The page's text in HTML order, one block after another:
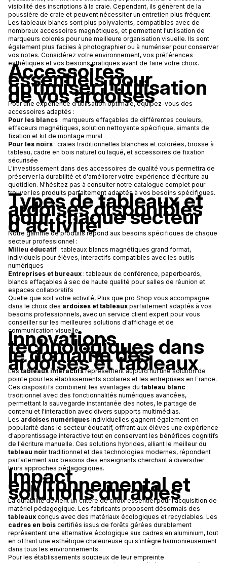
visibilité des inscriptions à la craie. Cependant, ils génèrent de la
poussière de craie et peuvent nécessiter un entretien plus fréquent.
Les tableaux blancs sont plus polyvalents, compatibles avec de
nombreux accessoires magnétiques, et permettent l'utilisation de
marqueurs colorés pour une meilleure organisation visuelle. Ils sont
également plus faciles à photographier ou à numériser pour conserver
vos notes. Considérez votre environnement, vos préférences
esthétiques et vos besoins pratiques avant de faire votre choix.
Accessoires
essentiels pour
optimiser l'utilisation
de vos ardoises
Pour une expérience d'utilisation optimale, équipez-vous des
accessoires adaptés :
Pour les blancs : marqueurs effaçables de différentes couleurs,
effaceurs magnétiques, solution nettoyante spécifique, aimants de
fixation et kit de montage mural
Pour les noirs : craies traditionnelles blanches et colorées, brosse à
tableau, cadre en bois naturel ou laqué, et accessoires de fixation
sécurisée
L'investissement dans des accessoires de qualité vous permettra de
préserver la durabilité et d'améliorer votre expérience d'écriture au
quotidien. N'hésitez pas à consulter notre catalogue complet pour
trouver les produits parfaitement adaptés à vos besoins spécifiques.
Types de tableaux et
ardoises disponibles
pour chaque secteur
d'activité
Notre gamme de produits répond aux besoins spécifiques de chaque
secteur professionnel :
Milieu éducatif : tableaux blancs magnétiques grand format,
individuels pour élèves, interactifs compatibles avec les outils
numériques
Entreprises et bureaux : tableaux de conférence, paperboards,
blancs effaçables à sec de haute qualité pour salles de réunion et
espaces collaboratifs
Quelle que soit votre activité, Plus que pro Shop vous accompagne
dans le choix des ardoises et tableaux parfaitement adaptés à vos
besoins professionnels, avec un service client expert pour vous
conseiller sur les meilleures solutions d'affichage et de
communication visuelle.
Innovations
technologiques dans
le domaine des
ardoises et tableaux
Lestableaux interactifsreprésentent aujourd'hui une solution de
pointe pour les établissements scolaires et les entreprises en France.
Ces dispositifs combinent les avantages du tableau blanc
traditionnel avec des fonctionnalités numériques avancées,
permettant la sauvegarde instantanée des notes, le partage de
contenu et l'interaction avec divers supports multimédias.
Les ardoises numériques individuelles gagnent également en
popularité dans le secteur éducatif, offrant aux élèves une expérience
d'apprentissage interactive tout en conservant les bénéfices cognitifs
de l'écriture manuelle. Ces solutions hybrides, alliant le meilleur du
tableau noir traditionnel et des technologies modernes, répondent
parfaitement aux besoins des enseignants cherchant à diversifier
leurs approches pédagogiques.
Impact
environnemental et
solutions durables
La durabilité devient un critère de choix essentiel pour l'acquisition de
matériel pédagogique. Les fabricants proposent désormais des
tableaux conçus avec des matériaux écologiques et recyclables. Les
cadres en bois certifiés issus de forêts gérées durablement
représentent une alternative écologique aux cadres en aluminium, tout
en offrant une esthétique chaleureuse qui s'intègre harmonieusement
dans tous les environnements.
Pour les établissements soucieux de leur empreinte